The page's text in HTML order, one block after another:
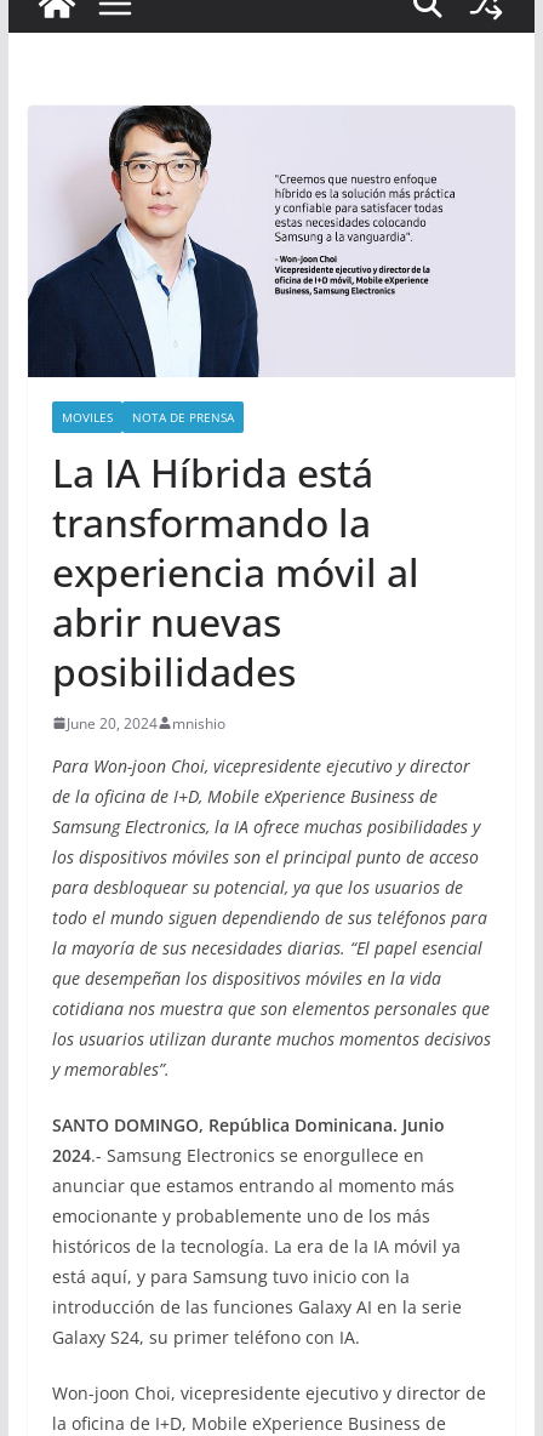
MOVILES NOTA DE PRENSA
La IA Híbrida está
transformando la
experiencia móvil al
abrir nuevas
posibilidades
June 20, 2024 mnishio
Para Won-joon Choi, vicepresidente ejecutivo y director
de la oficina de I+D, Mobile eXperience Business de
Samsung Electronics, la IA ofrece muchas posibilidades y
los dispositivos móviles son el principal punto de acceso
para desbloquear su potencial, ya que los usuarios de
todo el mundo siguen dependiendo de sus teléfonos para
la mayoría de sus necesidades diarias. “El papel esencial
que desempeñan los dispositivos móviles en la vida
cotidiana nos muestra que son elementos personales que
los usuarios utilizan durante muchos momentos decisivos
y memorables”.
SANTO DOMINGO, República Dominicana. Junio
2024.- Samsung Electronics se enorgullece en
anunciar que estamos entrando al momento más
emocionante y probablemente uno de los más
históricos de la tecnología. La era de la IA móvil ya
está aquí, y para Samsung tuvo inicio con la
introducción de las funciones Galaxy AI en la serie
Galaxy S24, su primer teléfono con IA.
Won-joon Choi, vicepresidente ejecutivo y director de
la oficina de I+D, Mobile eXperience Business de